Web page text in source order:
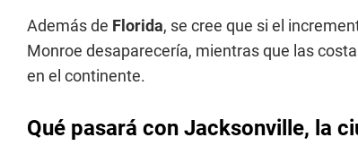
Además de Florida, se cree que si el
Monroe desaparecería, mientras que las
en el continente.
Qué pasará con Jacksonville, la